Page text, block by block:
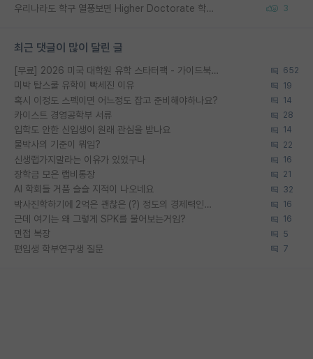
우리나라도 학구 열풍보면 Higher Doctorate 학위가 필요하다고 봅니다. 3
최근 댓글이 많이 달린 글
[무료] 2026 미국 대학원 유학 스타터팩 - 가이드북 & 합격자 컨택메일 템플릿 652
미박 탑스쿨 유학이 빡세진 이유 19
혹시 이정도 스펙이면 어느정도 잡고 준비해야하나요? 14
카이스트 경영공학부 서류 28
입학도 안한 신입생이 원래 관심을 받나요 14
물박사의 기준이 뭐임? 22
신생랩가지말라는 이유가 있었구나 16
장학금 모은 랩비통장 21
AI 학회들 거품 슬슬 지적이 나오네요 32
박사진학하기에 2억은 괜찮은 (?) 정도의 경제력인가요 16
근데 여기는 왜 그렇게 SPK를 물어보는거임? 16
면접 복장 5
편입생 학부연구생 질문 7